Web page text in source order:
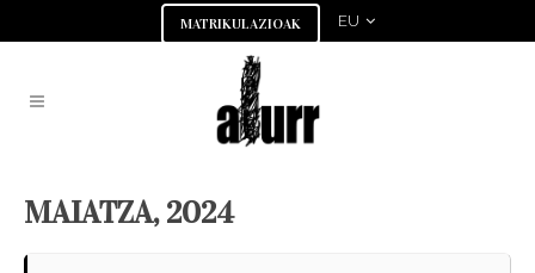
MATRIKULAZIOAK EU
MAIATZA, 2024